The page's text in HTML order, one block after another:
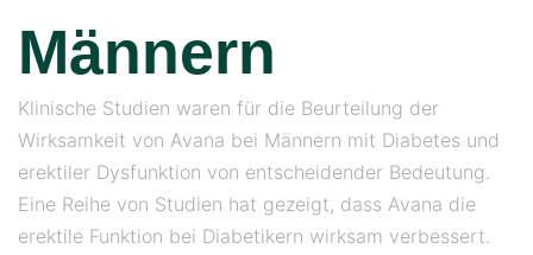
Männern
Klinische Studien waren für die Beurteilung der
Wirksamkeit von Avana bei Männern mit Diabetes und
erektiler Dysfunktion von entscheidender Bedeutung.
Eine Reihe von Studien hat gezeigt, dass Avana die
erektile Funktion bei Diabetikern wirksam verbessert.